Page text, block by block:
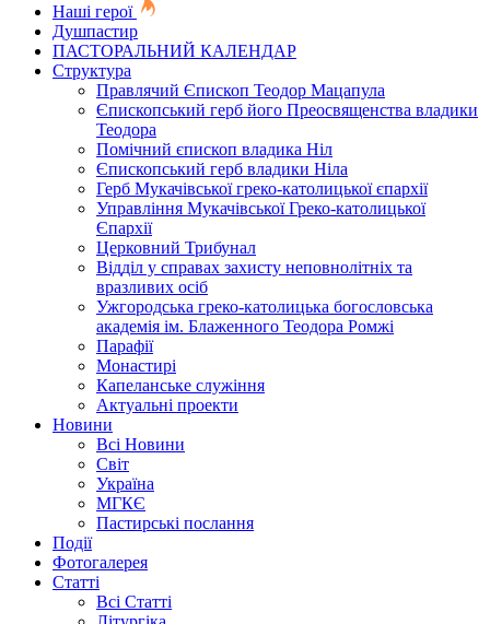
Наші герої
Душпастир
ПАСТОРАЛЬНИЙ КАЛЕНДАР
Структура
Правлячий Єпископ Теодор Мацапула
Єпископський герб його Преосвященства владики
Теодора
Помічний єпископ владика Ніл
Єпископський герб владики Ніла
Герб Мукачівської греко-католицької єпархії
Управління Мукачівської Греко-католицької
Єпархії
Церковний Трибунал
Відділ у справах захисту неповнолітніх та
вразливих осіб
Ужгородська греко-католицька богословська
академія ім. Блаженного Теодора Ромжі
Парафії
Монастирі
Капеланське служіння
Актуальні проекти
Новини
Всі Новини
Світ
Україна
МГКЄ
Пастирські послання
Події
Фотогалерея
Статті
Всі Статті